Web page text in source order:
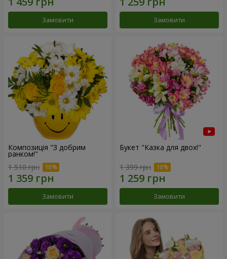
Замовити Замовити
Композиція "З добрим
ранком!"
1 510 грн
Замовити
Букет "Казка для двох!"
1 399 грн
Замовити